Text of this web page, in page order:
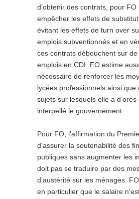
d’obtenir des contrats, pour FO
empêcher les effets de
évitant les effets de turn over
emplois subventionnés et en
ces contrats débouchent sur
emplois en CDI. FO estime
nécessaire de renforcer les
lycées professionnels ainsi que
sujets sur lesquels elle a d’ores
interpellé le gouvernement.
Pour FO, l’affirmation du
d’assurer la soutenabilité des
publiques sans augmenter les
doit pas se traduire par des
d’austérité sur les ménages.
en particulier que le salaire